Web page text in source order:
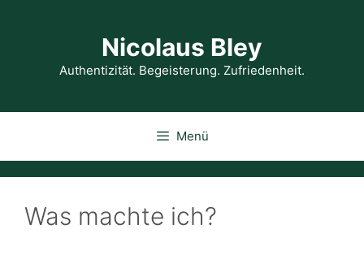
Nicolaus Bley
Authentizität. Begeisterung. Zufriedenheit.
Menü
Was machte ich?